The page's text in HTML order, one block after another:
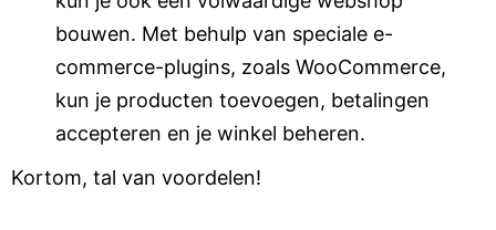
bouwen. Met behulp van speciale e-
commerce-plugins, zoals WooCommerce,
kun je producten toevoegen, betalingen
accepteren en je winkel beheren.
Kortom, tal van voordelen!